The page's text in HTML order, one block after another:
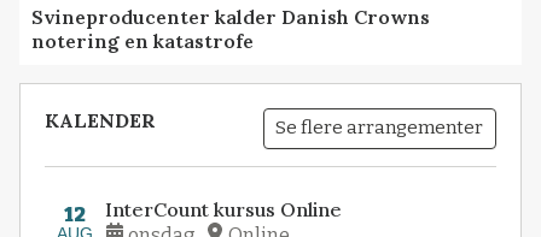
Svineproducenter kalder Danish Crowns
notering en katastrofe
KALENDER Se flere arrangementer
12 InterCount kursus Online